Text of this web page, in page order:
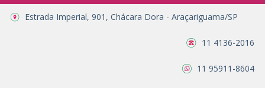
Estrada Imperial, 901, Chácara Dora - Araçariguama/SP
11 4136-2016
11 95911-8604